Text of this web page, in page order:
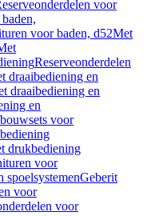
voor
voor baden, d52Met
Reserveonderdelen
draaibediening en
draaibediening en
en
voor
drukbediening
voor
spoelsystemenGeberit
voor
voor